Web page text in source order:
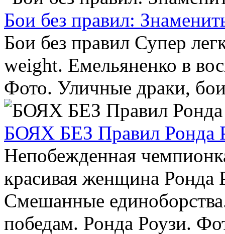
Бои без правил:
Бои без правил Супер
weight. Емельяненко в
Фото. Уличные драки,
БОЯХ БЕЗ Правил Ронда
Непобежденная
красивая женщина Ронда
Смешанные
победам. Ронда Роузи.